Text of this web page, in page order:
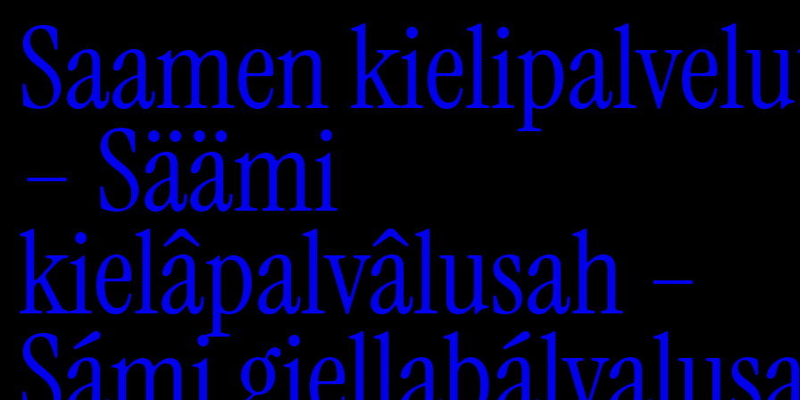
Saamen
– Säämi
kielâpalvâlusah –